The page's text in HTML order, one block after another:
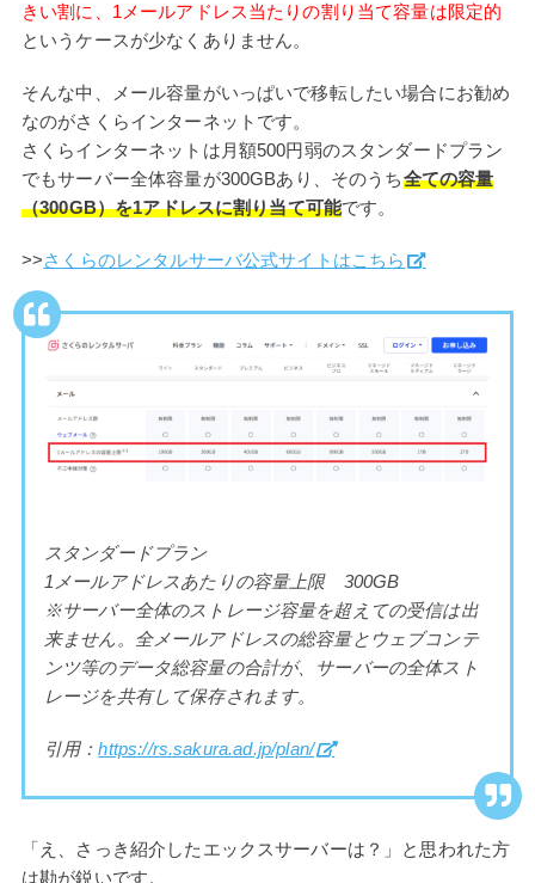
きい割に、1メールアドレス当たりの割り当て容量は限定的
というケースが少なくありません。
そんな中、メール容量がいっぱいで移転したい場合にお勧め
なのがさくらインターネットです。
さくらインターネットは月額500円弱のスタンダードプラン
でもサーバー全体容量が300GBあり、そのうち全ての容量
（300GB）を1アドレスに割り当て可能です。
>>さくらのレンタルサーバ公式サイトはこちら
スタンダードプラン
1メールアドレスあたりの容量上限 300GB
※サーバー全体のストレージ容量を超えての受信は出
来ません。全メールアドレスの総容量とウェブコンテ
ンツ等のデータ総容量の合計が、サーバーの全体スト
レージを共有して保存されます。
引用：https://rs.sakura.ad.jp/plan/
「え、さっき紹介したエックスサーバーは？」と思われた方
は勘が鋭いです。